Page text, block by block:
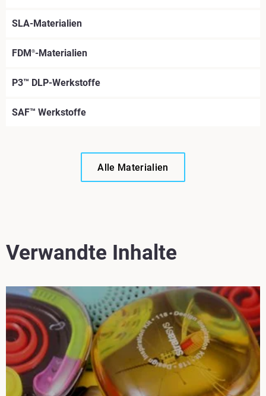
SLA-Materialien
Mehr erfahren
FDM®-Materialien
Mehr erfahren
P3™ DLP-Werkstoffe
Mehr erfahren
SAF™ Werkstoffe
Mehr erfahren
Alle Materialien
Verwandte Inhalte